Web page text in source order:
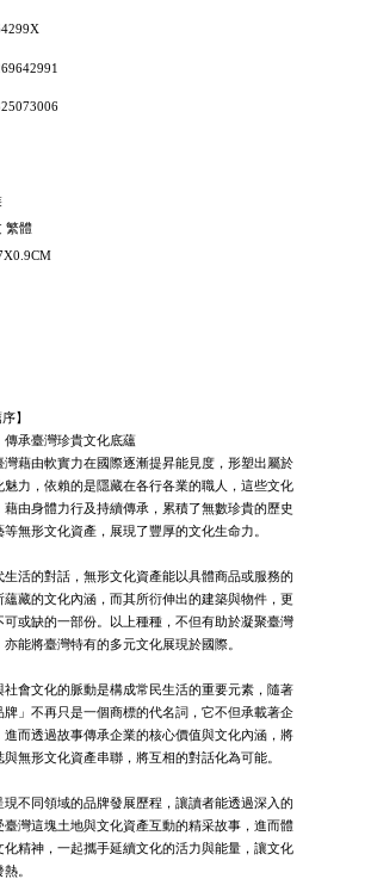
繁體
】
傳承臺灣珍貴文化底蘊
由軟實力在國際逐漸提昇能見度，形塑出屬於
魅力，依賴的是隱藏在各行各業的職人，這些文化
藉由身體力行及持續傳承，累積了無數珍貴的歷史
無形文化資產，展現了豐厚的文化生命力。
的對話，無形文化資產能以具體商品或服務的
蘊藏的文化內涵，而其所衍伸出的建築與物件，更
可或缺的一部份。以上種種，不但有助於凝聚臺灣
亦能將臺灣特有的多元文化展現於國際。
文化的脈動是構成常民生活的重要元素，隨著
牌」不再只是一個商標的代名詞，它不但承載著企
進而透過故事傳承企業的核心價值與文化內涵，將
無形文化資產串聯，將互相的對話化為可能。
同領域的品牌發展歷程，讓讀者能透過深入的
臺灣這塊土地與文化資產互動的精采故事，進而體
化精神，一起攜手延續文化的活力與能量，讓文化
。